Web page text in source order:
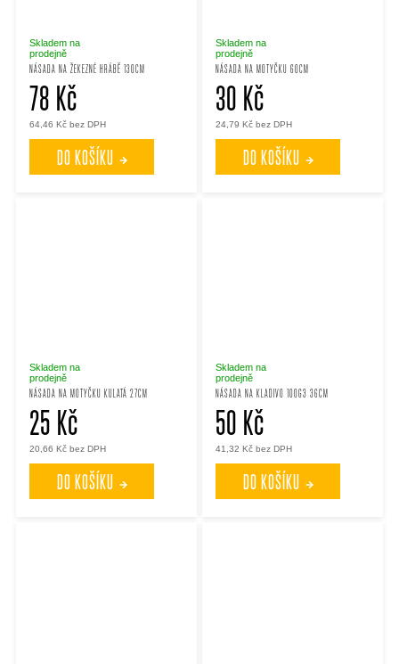
NÁSADA NA ŽEKEZNÉ HRÁBĚ 130CM
Skladem na
prodejně
64,46 Kč bez DPH
78 Kč
DO KOŠÍKU
NÁSADA NA MOTYČKU 60CM
Skladem na
prodejně
24,79 Kč bez DPH
30 Kč
DO KOŠÍKU
NÁSADA NA MOTYČKU KULATÁ 27CM
Skladem na
prodejně
20,66 Kč bez DPH
25 Kč
DO KOŠÍKU
NÁSADA NA KLADIVO 100G3 36CM
Skladem na
prodejně
41,32 Kč bez DPH
50 Kč
DO KOŠÍKU